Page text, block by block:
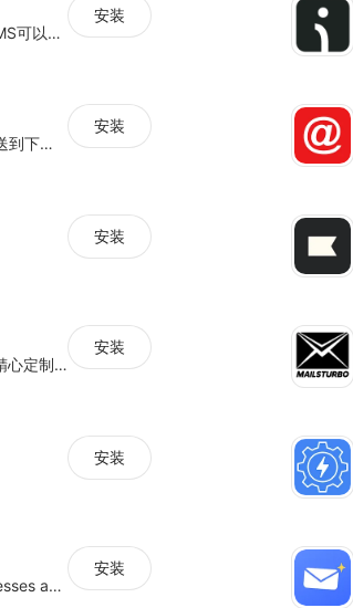
MambaSMS让邮件/短信营销更高效！MambaSMS可以帮助商家通过邮件和短信即时联系客户。并通过自动化流程，提高弃单挽回效率。
安装
海量跨境卖家专属EDM邮件营销模板，从邮件发送到下单全链路效果追踪，全生命周期触达用户触达。
安装
安装
Stream-独立站邮件营销系统 为中国独立站卖家精心定制的邮件营销策略，中国版mailchimp，中国版 Omnisend，中国版klaviyo。
安装
安装
Marketing, Service platform for modern businesses across WhatsApp, SMS and Email
安装